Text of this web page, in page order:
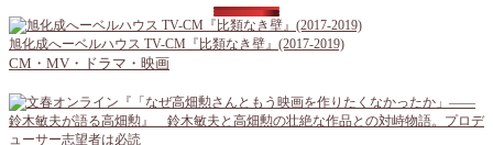
旭化成へーベルハウス TV-CM『比類なき壁』(2017-2019)
CM・MV・ドラマ・映画